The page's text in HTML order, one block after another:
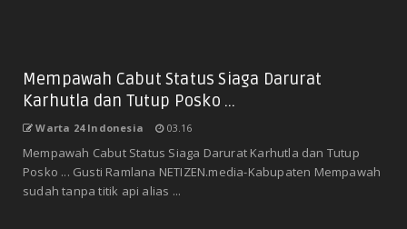
Mempawah Cabut Status Siaga Darurat
Karhutla dan Tutup Posko ...
Warta 24 Indonesia 03.16
Mempawah Cabut Status Siaga Darurat Karhutla dan Tutup
Posko ... Gusti Ramlana NETIZEN.media-Kabupaten Mempawah
sudah tanpa titik api alias ...